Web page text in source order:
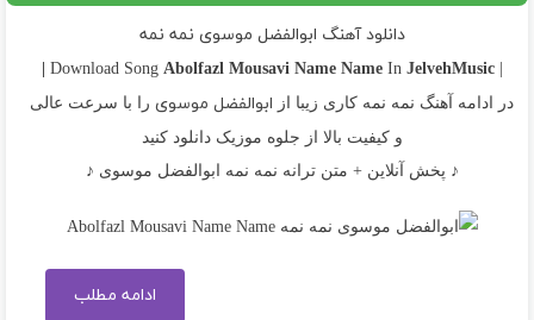
دانلود آهنگ ابوالفضل موسوی نمه نمه
| Download Song
Abolfazl Mousavi Name NameIn JelvehMusic |
در ادامه آهنگ نمه نمه کاری زیبا از ابوالفضل موسویرا با سرعت عالی
و کیفیت بالا از جلوه موزیک دانلود کنید
♪ پخش آنلاین + متن ترانه نمه نمه ابوالفضل موسوی ♪
ادامه مطلب